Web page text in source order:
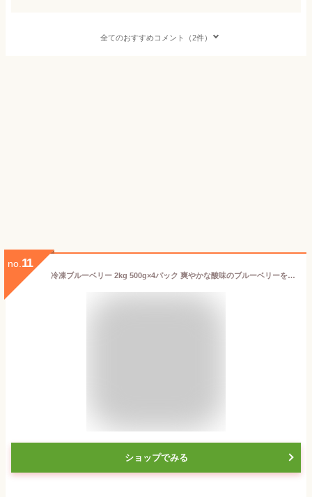
全てのおすすめコメント（2件）
no. 11
冷凍ブルーベリー 2kg 500g×4パック 爽やかな酸味のブルーベリーをたっぷりと！【ブルーベリー 冷凍ブルーベリー 完熟ブルーベリー ヨナナス スムージー 冷凍フルーツ 冷凍果実 冷凍デザート 業務用冷凍食品】r
ショップでみる